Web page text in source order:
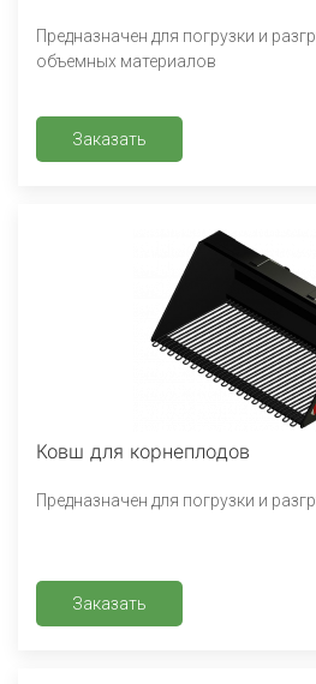
Предназначен для погрузки и
объемных материалов
Заказать
Ковш для корнеплодов
Предназначен для погрузки и
Заказать